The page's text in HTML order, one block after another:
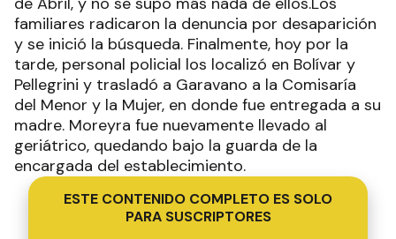
familiares radicaron la denuncia por desaparición
y se inició la búsqueda. Finalmente, hoy por la
tarde, personal policial los localizó en Bolívar y
Pellegrini y trasladó a Garavano a la Comisaría
del Menor y la Mujer, en donde fue entregada a su
madre. Moreyra fue nuevamente llevado al
geriátrico, quedando bajo la guarda de la
encargada del establecimiento.
ESTE CONTENIDO COMPLETO ES SOLO
PARA SUSCRIPTORES